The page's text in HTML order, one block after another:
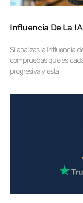
Influencia De La
Si analizas la Influencia
compruebas que es
progresiva y está